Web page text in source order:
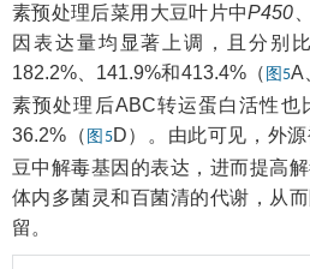
素预处理后菜用大豆叶片中P450
因表达量均显著上调，且分别
182.2%、141.9%和413.4%（ 图5A
素预处理后ABC转运蛋白活性也
36.2%（ 图5D）。由此可见，外
豆中解毒基因的表达，进而提高
体内多菌灵和百菌清的代谢，从
留。